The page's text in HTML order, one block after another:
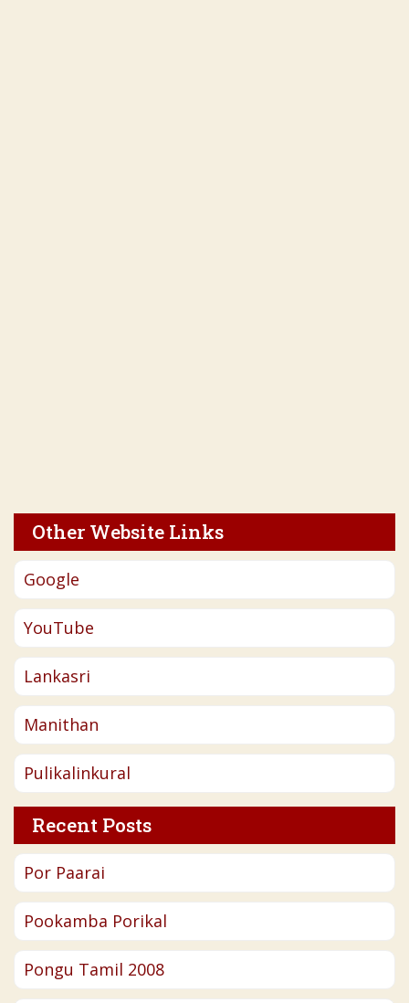
Other Website Links
Google
YouTube
Lankasri
Manithan
Pulikalinkural
Recent Posts
Por Paarai
Pookamba Porikal
Pongu Tamil 2008